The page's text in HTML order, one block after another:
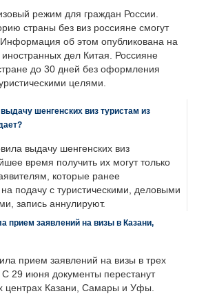
режим для граждан России.
страны без виз россияне смогут
об этом опубликована на
дел Китая. Россияне
до 30 дней без оформления
целями.
шенгенских виз туристам из
выдачу шенгенских виз
время получить их могут только
которые ранее
на подачу с туристическими, деловыми
запись аннулируют.
прием заявлений на визы в Казани,
прием заявлений на визы в трех
С 29 июня документы перестанут
центрах Казани, Самары и Уфы.